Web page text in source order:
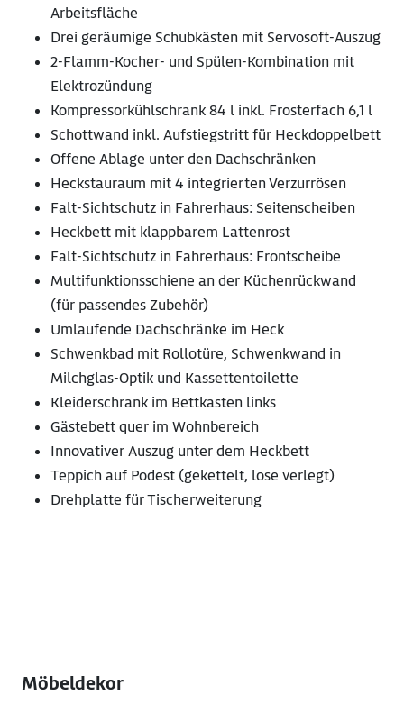
Arbeitsfläche
Drei geräumige Schubkästen mit Servosoft-Auszug
2-Flamm-Kocher- und Spülen-Kombination mit
Elektrozündung
Kompressorkühlschrank 84 l inkl. Frosterfach 6,1 l
Schottwand inkl. Aufstiegstritt für Heckdoppelbett
Offene Ablage unter den Dachschränken
Heckstauraum mit 4 integrierten Verzurrösen
Falt-Sichtschutz in Fahrerhaus: Seitenscheiben
Heckbett mit klappbarem Lattenrost
Falt-Sichtschutz in Fahrerhaus: Frontscheibe
Multifunktionsschiene an der Küchenrückwand
(für passendes Zubehör)
Umlaufende Dachschränke im Heck
Schwenkbad mit Rollotüre, Schwenkwand in
Milchglas-Optik und Kassettentoilette
Kleiderschrank im Bettkasten links
Gästebett quer im Wohnbereich
Innovativer Auszug unter dem Heckbett
Teppich auf Podest (gekettelt, lose verlegt)
Drehplatte für Tischerweiterung
Möbeldekor